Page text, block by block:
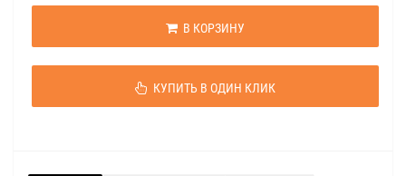
В КОРЗИНУ
КУПИТЬ В ОДИН КЛИК